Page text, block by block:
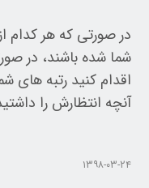
در صورتی که هر کدام
شما شده باشند، در
اقدام کنید رتبه های
آنچه انتظارش را
۱۳۹۸-۰۳-۲۴